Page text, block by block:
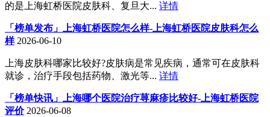
的是上海虹桥医院皮肤科、复旦大... 详情
「榜单发布」上海虹桥医院怎么样-上海虹桥医院皮肤科怎么
样 2026-06-10
上海皮肤科哪家比较好?皮肤病是常见疾病，通常可在皮肤科
就诊，治疗手段包括药物、激光等... 详情
「榜单快讯」上海哪个医院治疗荨麻疹比较好-上海虹桥医院
评价 2026-06-08